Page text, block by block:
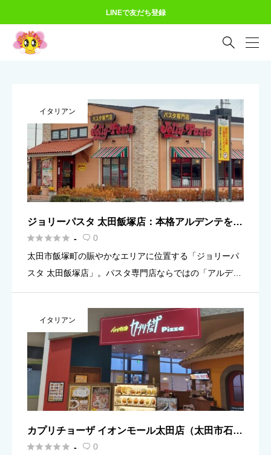
LINEで友だち登録

イタリアン
ジョリーパスタ 太田飯塚店：本格アルデンテを深
夜24時まで！平日ランチ＆駐車場完備
 -  0
太田市飯塚町の賑やかなエリアに位置する「ジョリーパ
スタ 太田飯塚店」。パスタ専門店ならではの「アルデン
るスタイルが人気です。50種類以上の豊富なバリエーシ
ョンで、小さなお […]
イタリアン
カプリチョーザ イオンモール太田店（太田市石原
町）の口コミ・評判
 -  0